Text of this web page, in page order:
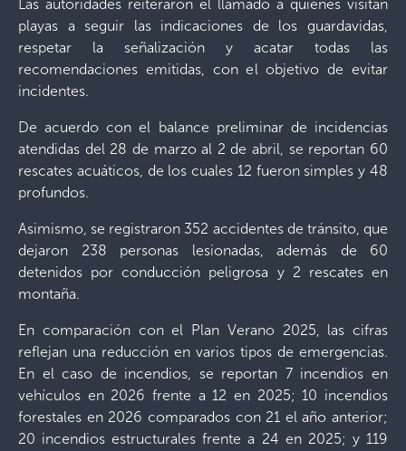
Las autoridades reiteraron el llamado a quienes visitan
playas a seguir las indicaciones de los guardavidas,
respetar la señalización y acatar todas las
recomendaciones emitidas, con el objetivo de evitar
incidentes.
De acuerdo con el balance preliminar de incidencias
atendidas del 28 de marzo al 2 de abril, se reportan 60
rescates acuáticos, de los cuales 12 fueron simples y 48
profundos.
Asimismo, se registraron 352 accidentes de tránsito, que
dejaron 238 personas lesionadas, además de 60
detenidos por conducción peligrosa y 2 rescates en
montaña.
En comparación con el Plan Verano 2025, las cifras
reflejan una reducción en varios tipos de emergencias.
En el caso de incendios, se reportan 7 incendios en
vehículos en 2026 frente a 12 en 2025; 10 incendios
forestales en 2026 comparados con 21 el año anterior;
20 incendios estructurales frente a 24 en 2025; y 119